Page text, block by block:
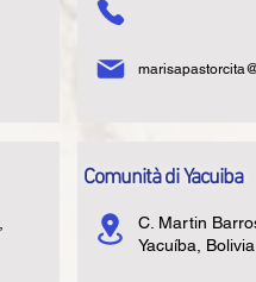
Comunità di Yacuiba
C. Martin
Yacuíba, Bolivia